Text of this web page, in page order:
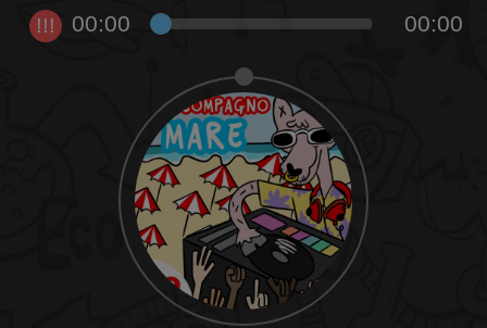
!!! 00:00 00:00